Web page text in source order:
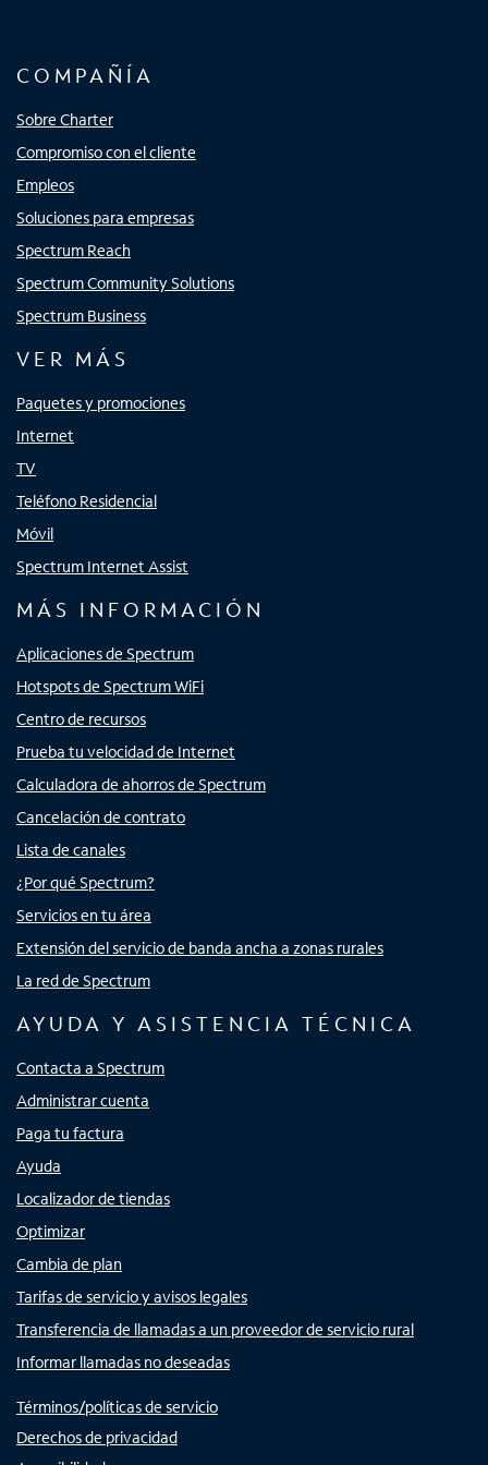
COMPAÑÍA
Sobre Charter
Compromiso con el cliente
Empleos
Soluciones para empresas
Spectrum Reach
Spectrum Community Solutions
Spectrum Business
VER MÁS
Paquetes y promociones
Internet
TV
Teléfono Residencial
Móvil
Spectrum Internet Assist
MÁS INFORMACIÓN
Aplicaciones de Spectrum
Hotspots de Spectrum WiFi
Centro de recursos
Prueba tu velocidad de Internet
Calculadora de ahorros de Spectrum
Cancelación de contrato
Lista de canales
¿Por qué Spectrum?
Servicios en tu área
Extensión del servicio de banda ancha a zonas rurales
La red de Spectrum
AYUDA Y ASISTENCIA TÉCNICA
Contacta a Spectrum
Administrar cuenta
Paga tu factura
Ayuda
Localizador de tiendas
Optimizar
Cambia de plan
Tarifas de servicio y avisos legales
Transferencia de llamadas a un proveedor de servicio rural
Informar llamadas no deseadas
Términos/políticas de servicio
Derechos de privacidad